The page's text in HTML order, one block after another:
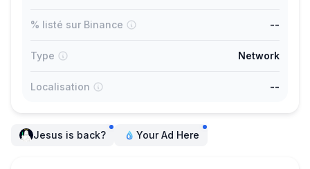
% listé sur Binance --
Type Network
Localisation --
Jesus is back? Your Ad Here